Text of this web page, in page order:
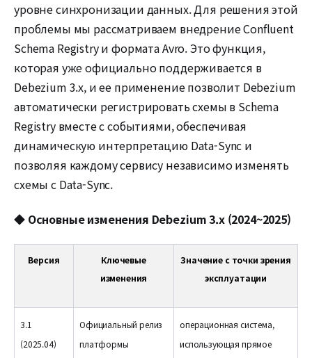
уровне синхронизации данных. Для решения этой
проблемы мы рассматриваем внедрение Confluent
Schema Registry и формата Avro. Это функция,
которая уже официально поддерживается в
Debezium 3.x, и ее применение позволит Debezium
автоматически регистрировать схемы в Schema
Registry вместе с событиями, обеспечивая
динамическую интерпретацию Data-Sync и
позволяя каждому сервису независимо изменять
схемы с Data-Sync.
◆ Основные изменения Debezium 3.x (2024~2025)
Версия
Ключевые
изменения
Значение с точки зрения
эксплуатации
3.1
(2025.04)
Официальный релиз
платформы
операционная система,
использующая прямое